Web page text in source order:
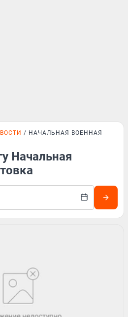
НАЧАЛЬНАЯ ВОЕННАЯ
Начальная